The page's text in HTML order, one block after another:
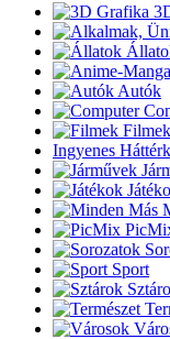
Autók
Filmek
Ingyenes
Sport